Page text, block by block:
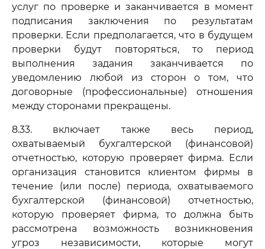
услуг по проверке и заканчивается в момент
подписания заключения по результатам
проверки. Если предполагается, что в будущем
проверки будут повторяться, то период
выполнения задания заканчивается по
уведомлению любой из сторон о том, что
договорные (профессиональные) отношения
между сторонами прекращены.
8.33. включает также весь период,
охватываемый бухгалтерской (финансовой)
отчетностью, которую проверяет фирма. Если
организация становится клиентом фирмы в
течение (или после) периода, охватываемого
бухгалтерской (финансовой) отчетностью,
которую проверяет фирма, то должна быть
рассмотрена возможность возникновения
угроз независимости, которые могут